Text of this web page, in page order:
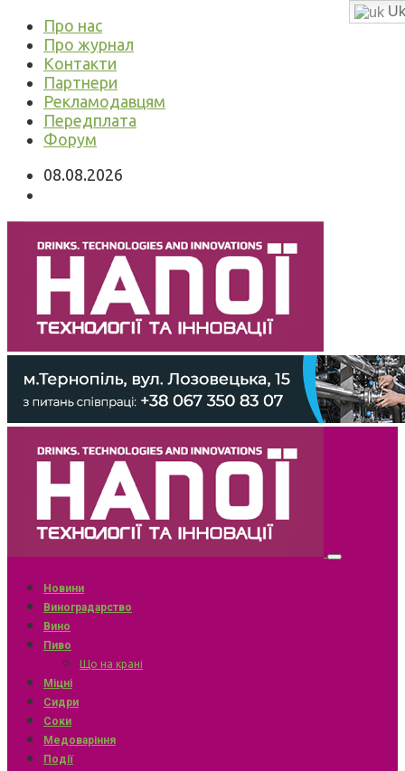
Про нас
Про журнал
Контакти
Партнери
Рекламодавцям
Передплата
Форум
08.08.2026
Новини
Виноградарство
Вино
Пиво
Що на крані
Міцні
Сидри
Соки
Медоваріння
Події